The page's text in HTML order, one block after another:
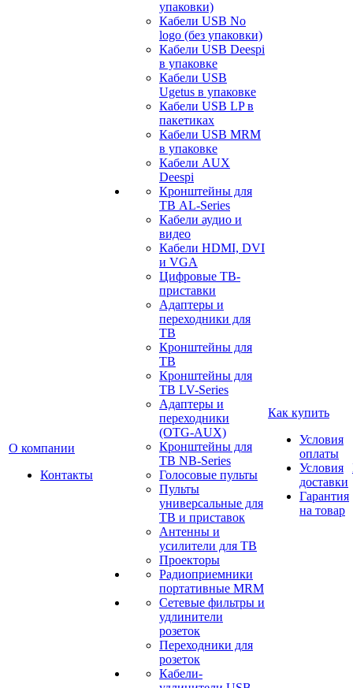
О компании
Контакты
упаковки)
Кабели USB No
logo (без упаковки)
Кабели USB Deespi
в упаковке
Кабели USB
Ugetus в упаковке
Кабели USB LP в
пакетиках
Кабели USB MRM
в упаковке
Кабели AUX
Deespi
Кронштейны для
ТВ AL-Series
Кабели аудио и
видео
Кабели HDMI, DVI
и VGA
Цифровые ТВ-
приставки
Адаптеры и
переходники для
ТВ
Кронштейны для
ТВ
Кронштейны для
ТВ LV-Series
Адаптеры и
переходники
(OTG-AUX)
Кронштейны для
ТВ NB-Series
Голосовые пульты
Пульты
универсальные для
ТВ и приставок
Антенны и
усилители для ТВ
Проекторы
Радиоприемники
портативные MRM
Сетевые фильтры и
удлинители
розеток
Переходники для
розеток
Кабели-
Как купить
Условия
оплаты
Условия
доставки
Гарантия
на товар